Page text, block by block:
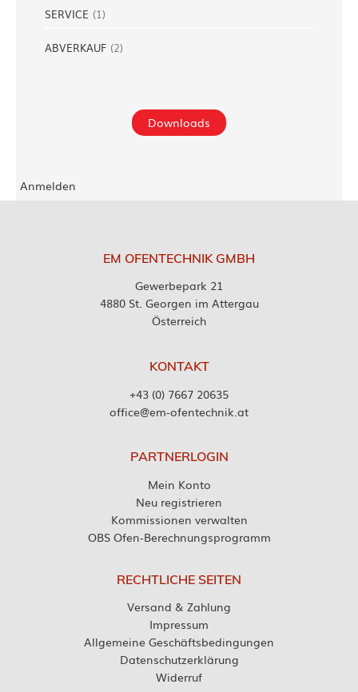
SERVICE (1)
ABVERKAUF (2)
Downloads
Anmelden
EM OFENTECHNIK GMBH
Gewerbepark 21
4880 St. Georgen im Attergau
Österreich
KONTAKT
+43 (0) 7667 20635
office@em-ofentechnik.at
PARTNERLOGIN
Mein Konto
Neu registrieren
Kommissionen verwalten
OBS Ofen-Berechnungsprogramm
RECHTLICHE SEITEN
Versand & Zahlung
Impressum
Allgemeine Geschäftsbedingungen
Datenschutzerklärung
Widerruf